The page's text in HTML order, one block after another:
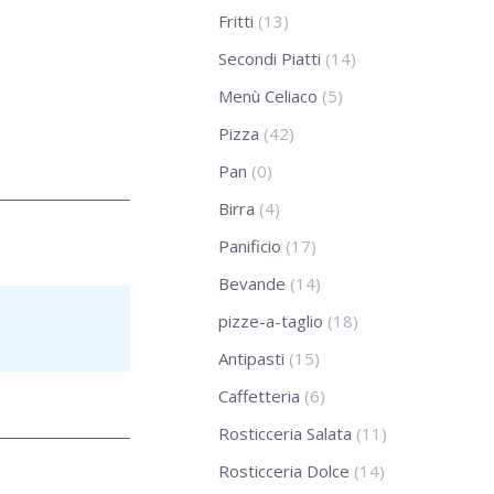
Fritti (13)
Secondi Piatti (14)
Menù Celiaco (5)
Pizza (42)
Pan (0)
Birra (4)
Panificio (17)
Bevande (14)
pizze-a-taglio (18)
Antipasti (15)
Caffetteria (6)
Rosticceria Salata (11)
Rosticceria Dolce (14)